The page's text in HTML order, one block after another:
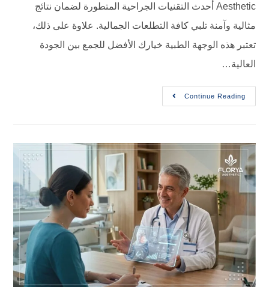
Aesthetic أحدث التقنيات الجراحية المتطورة لضمان نتائج
مثالية وآمنة تلبي كافة التطلعات الجمالية. علاوة على ذلك،
تعتبر هذه الوجهة الطبية خيارك الأفضل للجمع بين الجودة
العالية…
Continue Reading